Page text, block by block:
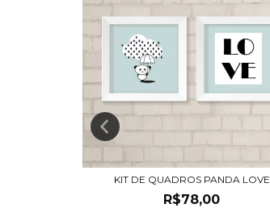
KIT DE QUADROS PANDA LOVE
R$78,00